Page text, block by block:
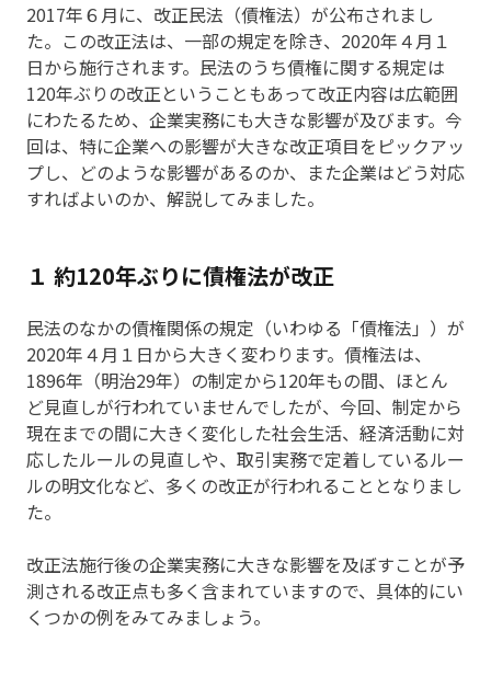
2017年６月に、改正民法（債権法）が公布されまし
た。この改正法は、一部の規定を除き、2020年４月１
日から施行されます。民法のうち債権に関する規定は
120年ぶりの改正ということもあって改正内容は広範囲
にわたるため、企業実務にも大きな影響が及びます。今
回は、特に企業への影響が大きな改正項目をピックアッ
プし、どのような影響があるのか、また企業はどう対応
すればよいのか、解説してみました。
１ 約120年ぶりに債権法が改正
民法のなかの債権関係の規定（いわゆる「債権法」）が
2020年４月１日から大きく変わります。債権法は、
1896年（明治29年）の制定から120年もの間、ほとん
ど見直しが行われていませんでしたが、今回、制定から
現在までの間に大きく変化した社会生活、経済活動に対
応したルールの見直しや、取引実務で定着しているルー
ルの明文化など、多くの改正が行われることとなりまし
た。
改正法施行後の企業実務に大きな影響を及ぼすことが予
測される改正点も多く含まれていますので、具体的にい
くつかの例をみてみましょう。